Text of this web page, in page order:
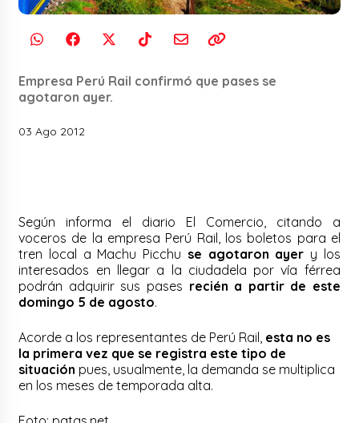
Empresa Perú Rail confirmó que pases se
agotaron ayer.
03 Ago 2012
Según informa el diario El Comercio, citando a
voceros de la empresa Perú Rail, los boletos para el
tren local a Machu Picchu se agotaron ayer y los
interesados en llegar a la ciudadela por vía férrea
podrán adquirir sus pases recién a partir de este
domingo 5 de agosto.
Acorde a los representantes de Perú Rail, esta no es
la primera vez que se registra este tipo de
situación pues, usualmente, la demanda se multiplica
en los meses de temporada alta.